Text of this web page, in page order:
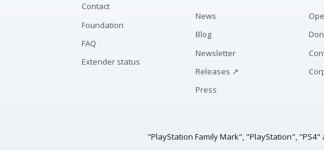
Contact
Foundation
FAQ
Extender status
News
Blog
Newsletter
Releases ↗
Press
"PlayStation Family Mark", "PlayStation",